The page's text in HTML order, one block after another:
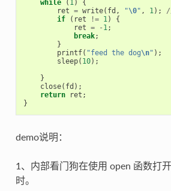
while
( 1 )
{
ret = write( fd , "\0" , 1 );
if
( ret != 1 )
{
ret = - 1 ;
break;
}
printf( "feed the dog\n" );
sleep( 10);
}
close( fd );
return
ret ;
}
demo说明：
1、内部看门狗在使用 open 函数打
时。